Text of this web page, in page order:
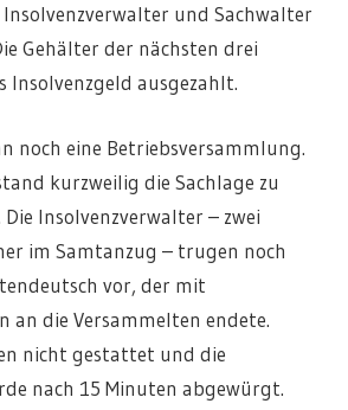
und Sachwalter
Gehälter der nächsten drei
Insolvenzgeld ausgezahlt.
noch eine Betriebsversammlung.
kurzweilig die Sachlage zu
Insolvenzverwalter – zwei
im Samtanzug – trugen noch
vor, der mit
an die Versammelten endete.
nicht gestattet und die
nach 15 Minuten abgewürgt.